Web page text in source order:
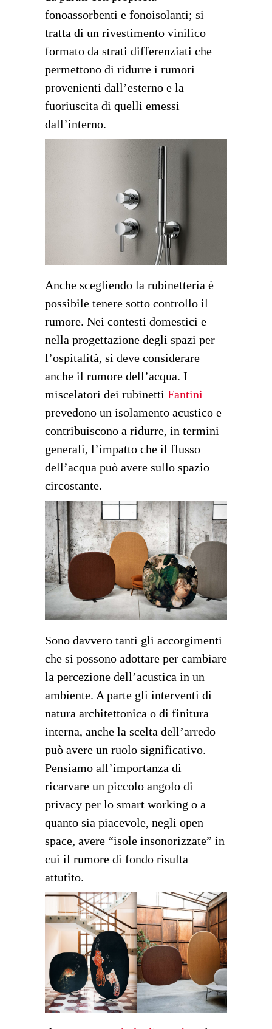
fonoassorbenti e fonoisolanti; si
tratta di un rivestimento vinilico
formato da strati differenziati che
permettono di ridurre i rumori
provenienti dall’esterno e la
fuoriuscita di quelli emessi
dall’interno.
Anche scegliendo la rubinetteria è
possibile tenere sotto controllo il
rumore. Nei contesti domestici e
nella progettazione degli spazi per
l’ospitalità, si deve considerare
anche il rumore dell’acqua. I
miscelatori dei rubinetti Fantini
prevedono un isolamento acustico e
contribuiscono a ridurre, in termini
generali, l’impatto che il flusso
dell’acqua può avere sullo spazio
circostante.
Sono davvero tanti gli accorgimenti
che si possono adottare per cambiare
la percezione dell’acustica in un
ambiente. A parte gli interventi di
natura architettonica o di finitura
interna, anche la scelta dell’arredo
può avere un ruolo significativo.
Pensiamo all’importanza di
ricarvare un piccolo angolo di
privacy per lo smart working o a
quanto sia piacevole, negli open
space, avere “isole insonorizzate” in
cui il rumore di fondo risulta
attutito.